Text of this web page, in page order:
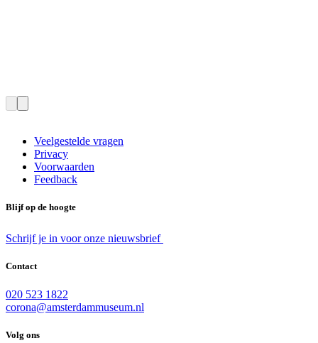
Veelgestelde vragen
Privacy
Voorwaarden
Feedback
Blijf op de hoogte
Schrijf je in voor onze nieuwsbrief
Contact
020 523 1822
corona@amsterdammuseum.nl
Volg ons